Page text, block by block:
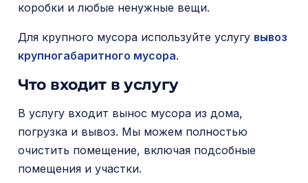
коробки и любые ненужные вещи.
Для крупного мусора используйте услугу вывоз
крупногабаритного мусора.
Что входит в услугу
В услугу входит вынос мусора из дома,
погрузка и вывоз. Мы можем полностью
очистить помещение, включая подсобные
помещения и участки.